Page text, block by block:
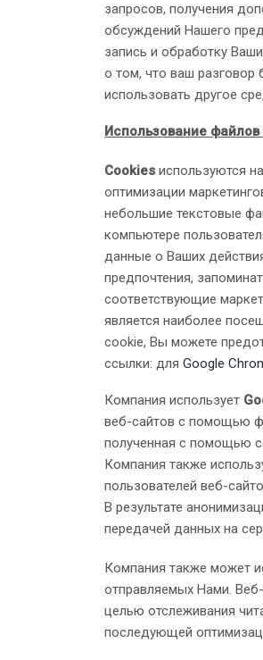
запросов, получения
обсуждений Нашего
запись и обработку
о том, что ваш разговор
использовать другое
Использование
Cookies используются
оптимизации
небольшие текстовые
компьютере
данные о Ваших
предпочтения,
соответствующие
является наиболее
cookie, Вы можете
ссылки: для Google
Компания использует
веб-сайтов с помощью
полученная с помощью
Компания также
пользователей веб-
В результате
передачей данных на
Компания также может
отправляемых Нами.
целью отслеживания
последующей